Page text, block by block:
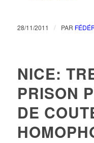
28/11/2011 / PAR
NICE:
PRISON
DE